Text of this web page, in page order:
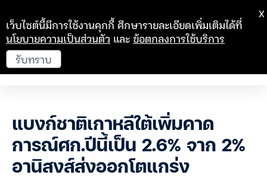
แบงก์ชาติเกาหลีใต้เพิ่มคาด
การณ์ศก.ปีนี้เป็น 2.6% จาก 2%
อานิสงส์ส่งออกโตแกร่ง
เว็บไซต์นี้มีการใช้งานคุกกี้ ศึกษารายละเอียดเพิ่มเติมได้ที่
นโยบายความเป็นส่วนตัว และข้อตกลงการใช้บริการ
รับทราบ
X